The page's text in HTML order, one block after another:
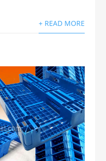
+ READ MORE